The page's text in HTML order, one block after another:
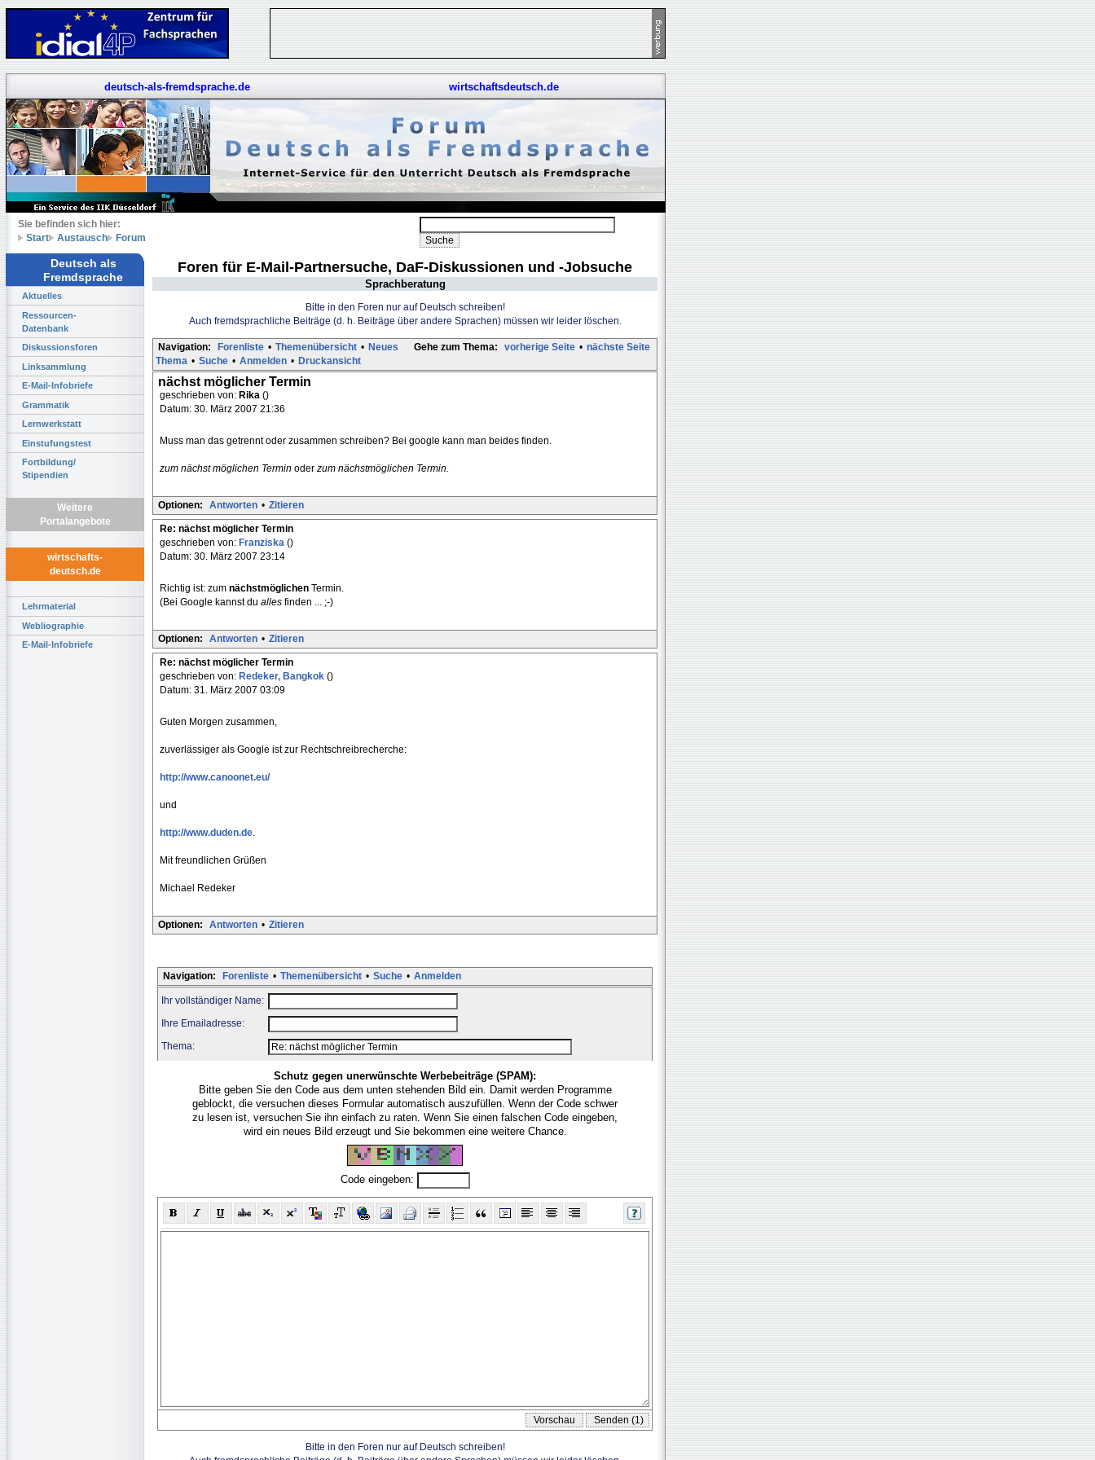
deutsch-als-fremdsprache.de wirtschaftsdeutsch.de
Sie befinden sich hier:
Start
Austausch Forum
Deutsch als
Fremdsprache
Aktuelles
Ressourcen-
Datenbank
Diskussionsforen
Linksammlung
E-Mail-Infobriefe
Grammatik
Lernwerkstatt
Einstufungstest
Fortbildung/
Stipendien
Weitere
Portalangebote
wirtschafts-
deutsch.de
Lehrmaterial
Webliographie
E-Mail-Infobriefe
Foren für E-Mail-Partnersuche, DaF-Diskussionen und -Jobsuche
Sprachberatung
Bitte in den Foren nur auf Deutsch schreiben!
Auch fremdsprachliche Beiträge (d. h. Beiträge über andere Sprachen) müssen wir leider löschen.
Gehe zum Thema: vorherige Seite • nächste Seite
Navigation: Forenliste • Themenübersicht • Neues
Thema • Suche • Anmelden • Druckansicht
nächst möglicher Termin
geschrieben von: Rika ()
Datum: 30. März 2007 21:36
Muss man das getrennt oder zusammen schreiben? Bei google kann man beides finden.
zum nächst möglichen Termin oder zum nächstmöglichen Termin.
Optionen: Antworten • Zitieren
Re: nächst möglicher Termin
geschrieben von: Franziska ()
Datum: 30. März 2007 23:14
Richtig ist: zum nächstmöglichen Termin.
(Bei Google kannst du alles finden ... ;-)
Optionen: Antworten • Zitieren
Re: nächst möglicher Termin
geschrieben von: Redeker, Bangkok ()
Datum: 31. März 2007 03:09
Guten Morgen zusammen,
zuverlässiger als Google ist zur Rechtschreibrecherche:
http://www.canoonet.eu/
und
http://www.duden.de
Mit freundlichen Grüßen
Michael Redeker
Optionen: Antworten • Zitieren
Navigation: Forenliste • Themenübersicht • Suche • Anmelden
Ihr vollständiger Name:
Ihre Emailadresse:
Thema:
Schutz gegen unerwünschte Werbebeiträge (SPAM):
Bitte geben Sie den Code aus dem unten stehenden Bild ein. Damit werden Programme
geblockt, die versuchen dieses Formular automatisch auszufüllen. Wenn der Code schwer
zu lesen ist, versuchen Sie ihn einfach zu raten. Wenn Sie einen falschen Code eingeben,
wird ein neues Bild erzeugt und Sie bekommen eine weitere Chance.
Code eingeben:
Bitte in den Foren nur auf Deutsch schreiben!